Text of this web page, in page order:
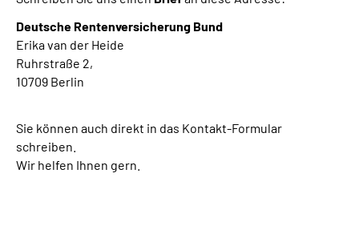
Deutsche Rentenversicherung Bund
Erika van der Heide
Ruhrstraße 2,
10709 Berlin
Sie können auch direkt in das Kontakt-Formular
schreiben.
Wir helfen Ihnen gern.